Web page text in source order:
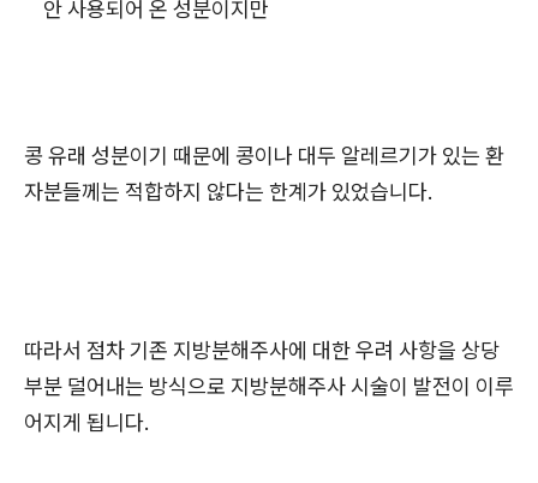
안 사용되어 온 성분이지만
콩 유래 성분이기 때문에 콩이나 대두 알레르기가 있는 환
자분들께는 적합하지 않다는 한계가 있었습니다.
따라서 점차 기존 지방분해주사에 대한 우려 사항을 상당
부분 덜어내는 방식으로 지방분해주사 시술이 발전이 이루
어지게 됩니다.